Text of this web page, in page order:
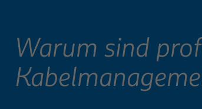
Warum sind